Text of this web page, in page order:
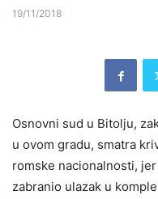
19/11/2018
Osnovni sud u Bitolju,
u ovom gradu, smatra
romske nacionalnosti,
zabranio ulazak u